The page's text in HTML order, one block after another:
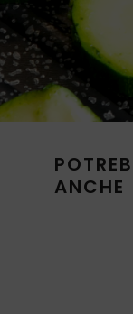
ANCHE